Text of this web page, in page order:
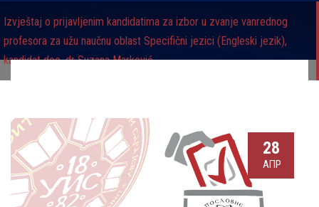
Izvještaj o prijavlјenim kandidatima za izbor u zvanje vanrednog
profesora za užu naučnu oblast Specifični jezici (Engleski jezik),
kandidat doc. dr Suzana Marković
28
АПР